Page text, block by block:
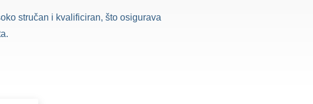
stručan i kvalificiran, što osigurava